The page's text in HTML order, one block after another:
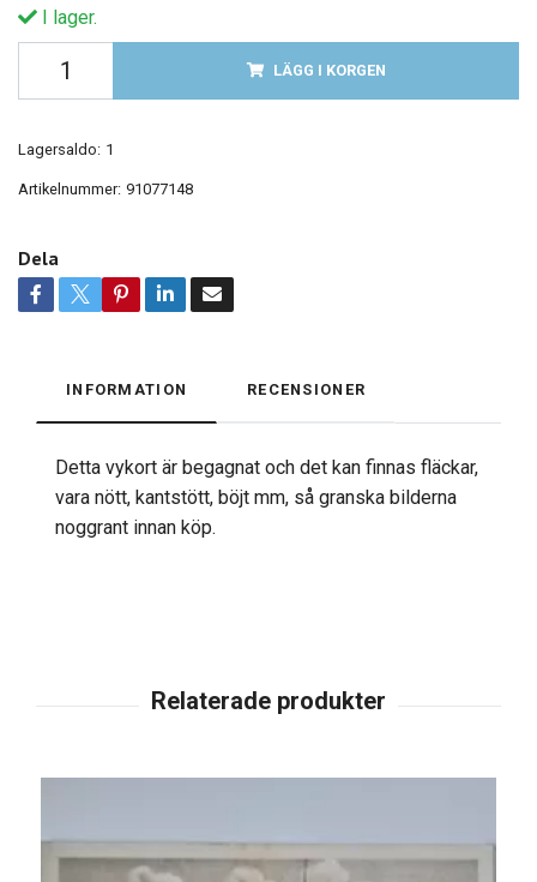
I lager.
LÄGG I KORGEN
Lagersaldo: 1
Artikelnummer: 91077148
Dela
INFORMATION RECENSIONER
Detta vykort är begagnat och det kan finnas fläckar,
vara nött, kantstött, böjt mm, så granska bilderna
noggrant innan köp.